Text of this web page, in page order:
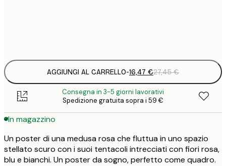
AGGIUNGI AL CARRELLO-16,47 €27,45 €
Consegna in 3-5 giorni lavorativi
Spedizione gratuita sopra i 59 €
In magazzino
Un poster di una medusa rosa che fluttua in uno spazio
stellato scuro con i suoi tentacoli intrecciati con fiori rosa,
blu e bianchi. Un poster da sogno, perfetto come quadro.